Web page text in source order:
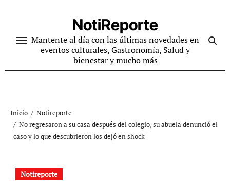
contenido
NotiReporte
Mantente al día con las últimas novedades en
eventos culturales, Gastronomía, Salud y
bienestar y mucho más
Inicio
Notireporte
No regresaron a su casa después del colegio, su abuela denunció el
caso y lo que descubrieron los dejó en shock
Notireporte